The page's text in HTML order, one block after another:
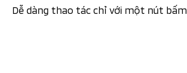
Dễ dàng thao tác chỉ với một nút bấm. ​